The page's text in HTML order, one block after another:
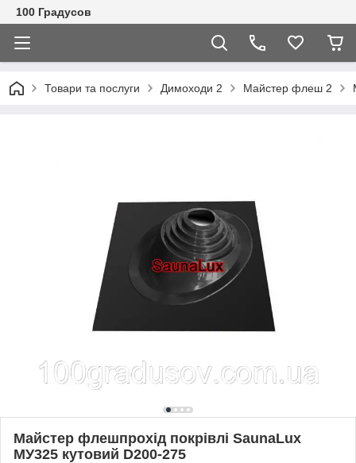
100 Градусов
Товари та послуги Димоходи 2 Майстер флеш 2
Майстер флешпрохід покрівлі SaunaLux
МУ325 кутовий D200-275